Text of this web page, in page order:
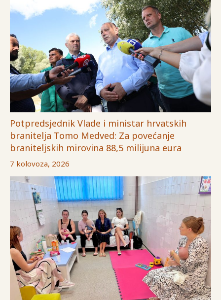
Potpredsjednik Vlade i ministar hrvatskih
branitelja Tomo Medved: Za povećanje
braniteljskih mirovina 88,5 milijuna eura
7 kolovoza, 2026